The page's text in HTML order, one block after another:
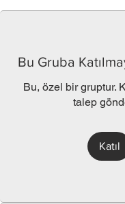
Bu Gruba
Bu, özel bir gruptur.
talep
Katıl